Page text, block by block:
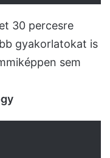
30 percesre
gyakorlatokat is
sem